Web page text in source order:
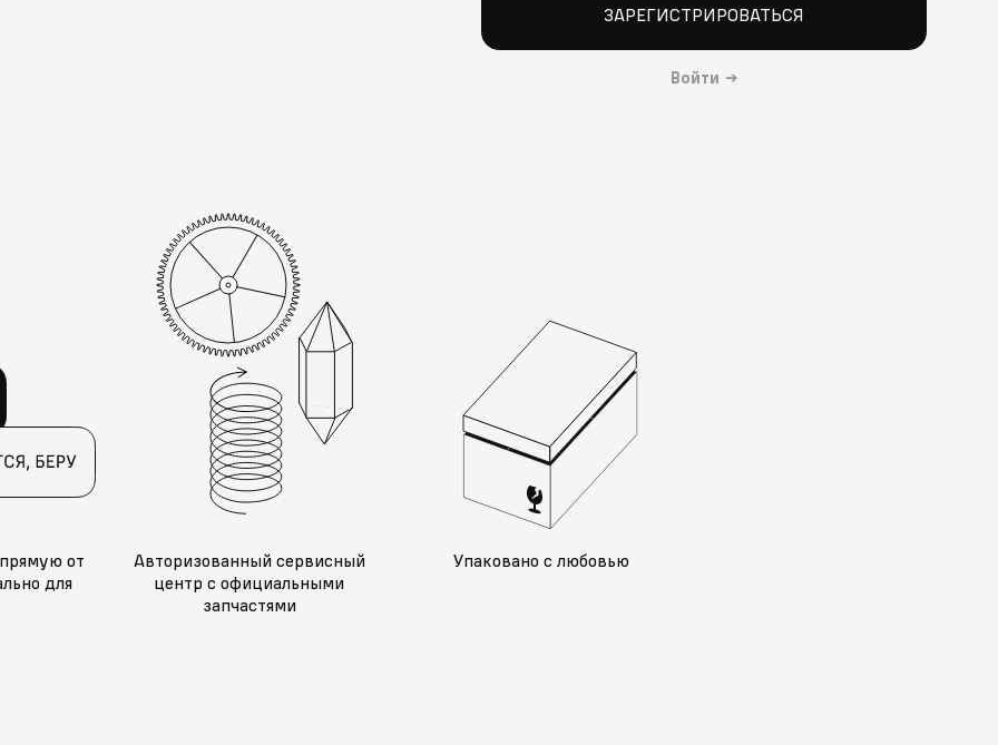
ЗАРЕГИСТРИРОВАТЬСЯ
Войти →
от
для
Авторизованный сервисный
центр с официальными
запчастями
Упаковано с любовью